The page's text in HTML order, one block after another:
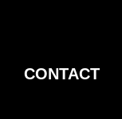
CONTACT